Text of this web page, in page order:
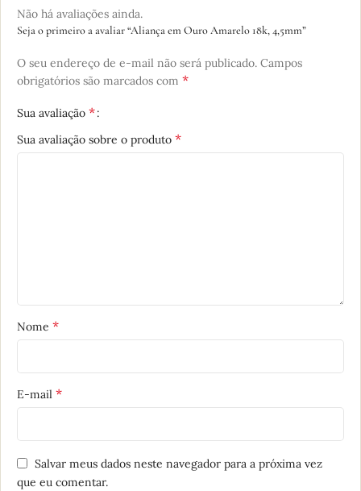
Não há avaliações ainda.
Seja o primeiro a avaliar “Aliança em Ouro Amarelo 18k, 4,5mm”
O seu endereço de e-mail não será publicado. Campos
obrigatórios são marcados com *
Sua avaliação *
Sua avaliação sobre o produto *
Nome *
E-mail *
Salvar meus dados neste navegador para a próxima vez
que eu comentar.